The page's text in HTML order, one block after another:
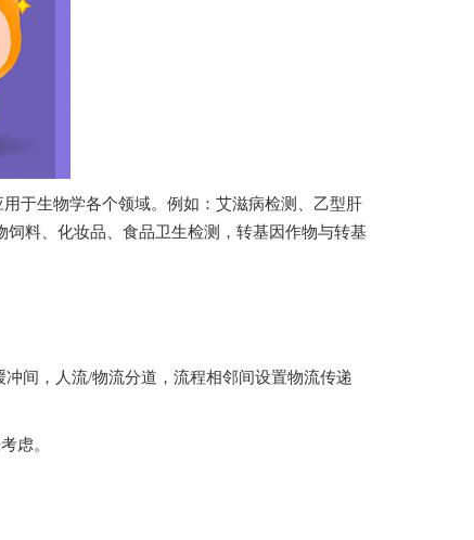
学各个领域。例如：艾滋病检测、乙型肝
饲料、化妆品、食品卫生检测，转基因作物与转基
间，人流/物流分道，流程相邻间设置物流传递
。